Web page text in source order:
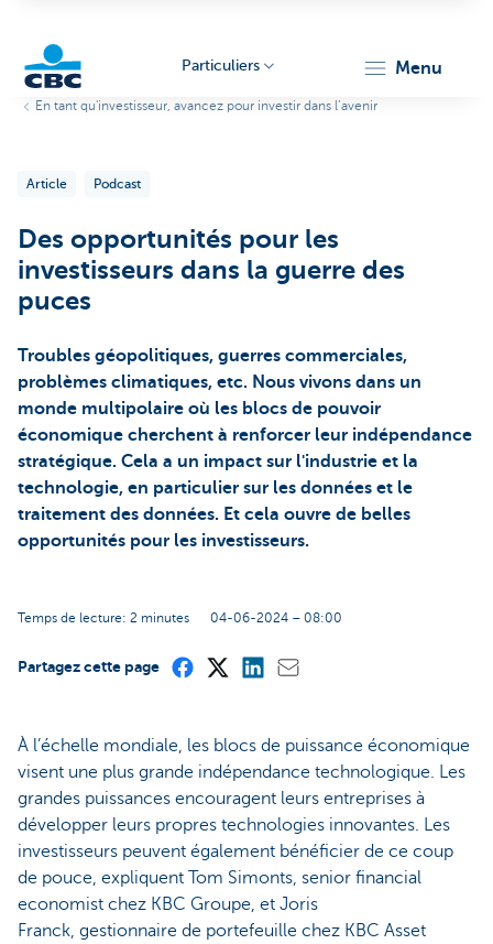
Particuliers menu
En tant qu'investisseur, avancez pour investir dans l’avenir
Article Podcast
Des opportunités pour les
investisseurs dans la guerre des
puces
Troubles géopolitiques, guerres commerciales,
problèmes climatiques, etc. Nous vivons dans un
monde multipolaire où les blocs de pouvoir
économique cherchent à renforcer leur indépendance
stratégique. Cela a un impact sur l'industrie et la
technologie, en particulier sur les données et le
traitement des données. Et cela ouvre de belles
opportunités pour les investisseurs.
Temps de lecture: 2 minutes 04-06-2024 – 08:00
Partagez cette page
À l’échelle mondiale, les blocs de puissance économique
visent une plus grande indépendance technologique. Les
grandes puissances encouragent leurs entreprises à
développer leurs propres technologies innovantes. Les
investisseurs peuvent également bénéficier de ce coup
de pouce, expliquent Tom Simonts, senior financial
economist chez KBC Groupe, et Joris
Franck, gestionnaire de portefeuille chez KBC Asset